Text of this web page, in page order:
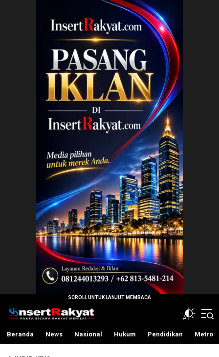
InsertRakyat.com
Fakta Bicara Rakyat Menilai
Beranda News Nasional Hukum Pendidikan Metro